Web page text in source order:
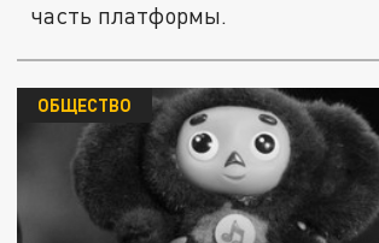
часть платформы.
ОБЩЕСТВО